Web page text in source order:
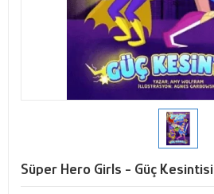
Süper Hero Girls - Güç Kesintisi